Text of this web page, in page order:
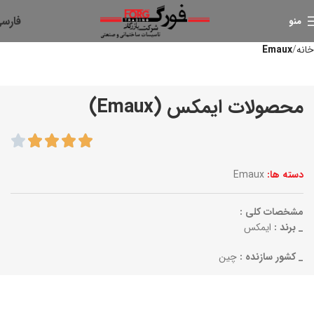
منو
خانه Emaux
محصولات ایمکس (Emaux)
دسته ها: Emaux
مشخصات کلی :
_ برند : ایمکس
_ کشور سازنده : چین